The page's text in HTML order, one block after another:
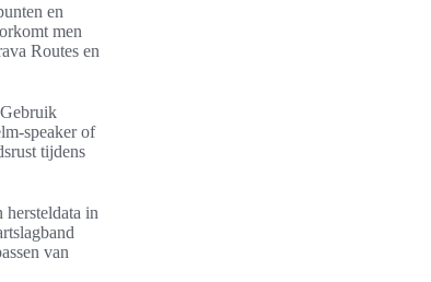
en
men
Routes en
of
tijdens
hersteldata in
van